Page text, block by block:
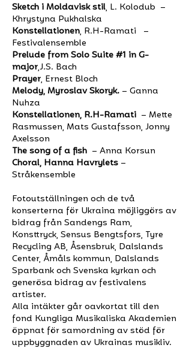
Sketch i Moldavisk stil, L. Kolodub –
Khrystyna Pukhalska
Konstellationen, R.H-Ramati –
Festivalensemble
Prelude from Solo Suite #1 in G-
major,J.S. Bach
Prayer, Ernest Bloch
Melody, Myroslav Skoryk. – Ganna
Nuhza
Konstellationen, R.H-Ramati – Mette
Rasmussen, Mats Gustafsson, Jonny
Axelsson
The song of a fish – Anna Korsun
Choral, Hanna Havrylets –
Stråkensemble
Fotoutställningen och de två
konserterna för Ukraina möjliggörs av
bidrag från Sandengs Ram,
Konsttryck, Sensus Bengtsfors, Tyre
Recycling AB, Åsensbruk, Dalslands
Center, Åmåls kommun, Dalslands
Sparbank och Svenska kyrkan och
generösa bidrag av festivalens
artister.
Alla intäkter går oavkortat till den
fond Kungliga Musikaliska Akademien
öppnat för samordning av stöd för
uppbyggnaden av Ukrainas musikliv.